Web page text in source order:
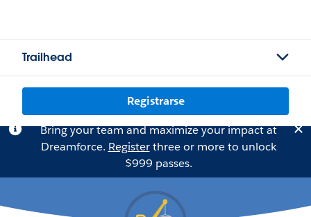
Trailhead
Registrarse
Bring your team and maximize your impact at
Dreamforce. Registerthree or more to unlock
$999 passes.